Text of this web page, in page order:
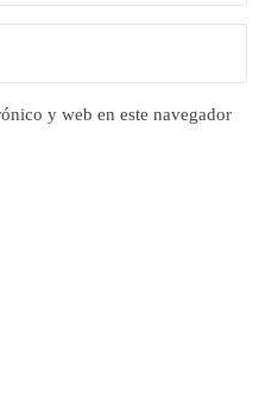
y web en este navegador